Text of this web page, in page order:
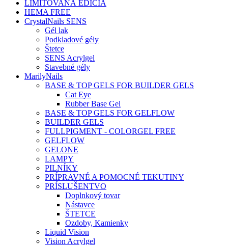
LIMITOVANÁ EDÍCIA
HEMA FREE
CrystalNails SENS
Gél lak
Podkladové gély
Štetce
SENS Acrylgel
Stavebné gély
MarilyNails
BASE & TOP GELS FOR BUILDER GELS
Cat Eye
Rubber Base Gel
BASE & TOP GELS FOR GELFLOW
BUILDER GELS
FULLPIGMENT - COLORGEL FREE
GELFLOW
GELONE
LAMPY
PILNÍKY
PRÍPRAVNÉ A POMOCNÉ TEKUTINY
PRÍSLUŠENTVO
Doplnkový tovar
Nástavce
ŠTETCE
Ozdoby, Kamienky
Liquid Vision
Vision Acrylgel